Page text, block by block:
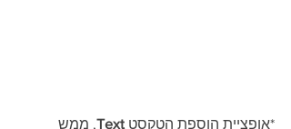
*אופציית הוספת הטקסט Text, ממש